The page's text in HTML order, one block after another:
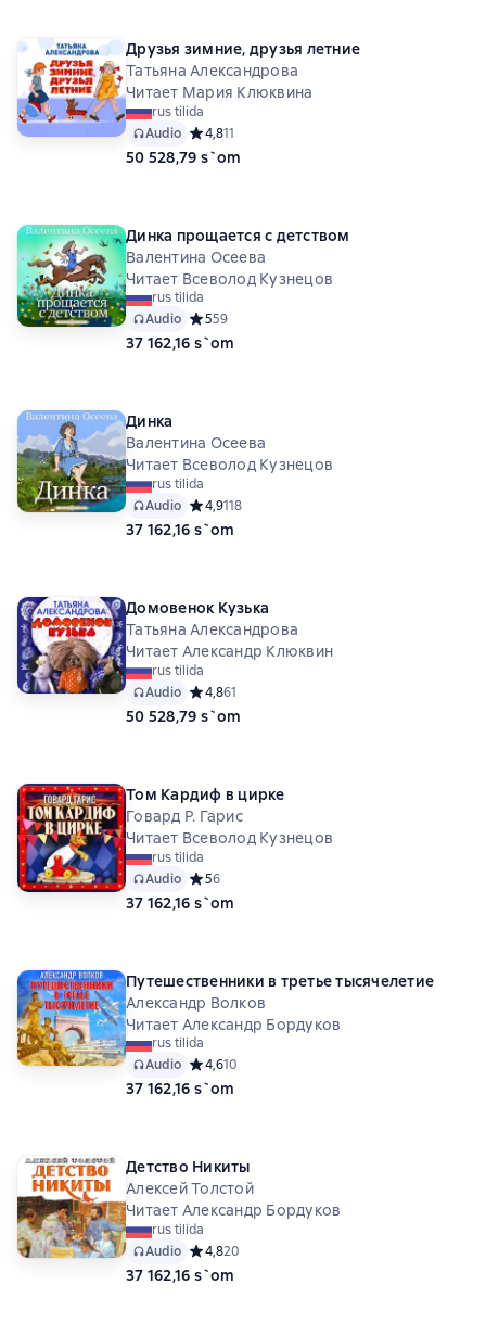
Друзья зимние, друзья летние
Татьяна Александрова
Читает Мария Клюквина
rus tilida
Audio Средний рейтинг 4,8 на основе 11 оценок
4,811
50 528,79 s`om
Динка прощается с детством
Валентина Осеева
Читает Всеволод Кузнецов
rus tilida
Audio Средний рейтинг 5 на основе 59 оценок
559
37 162,16 s`om
Динка
Валентина Осеева
Читает Всеволод Кузнецов
rus tilida
Audio Средний рейтинг 4,9 на основе 118 оценок
4,9118
37 162,16 s`om
Домовенок Кузька
Татьяна Александрова
Читает Александр Клюквин
rus tilida
Audio Средний рейтинг 4,8 на основе 61 оценок
4,861
50 528,79 s`om
Том Кардиф в цирке
Говард Р. Гарис
Читает Всеволод Кузнецов
rus tilida
Audio Средний рейтинг 5 на основе 6 оценок
56
37 162,16 s`om
Путешественники в третье тысячелетие
Александр Волков
Читает Александр Бордуков
rus tilida
Audio Средний рейтинг 4,6 на основе 10 оценок
4,610
37 162,16 s`om
Детство Никиты
Алексей Толстой
Читает Александр Бордуков
rus tilida
Audio Средний рейтинг 4,8 на основе 20 оценок
4,820
37 162,16 s`om